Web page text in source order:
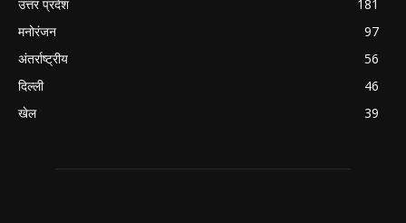
उत्तर प्रदेश
181
मनोरंजन
97
अंतर्राष्ट्रीय
56
दिल्ली
46
खेल
39